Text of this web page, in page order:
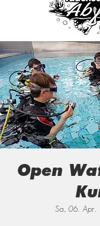
Open
Sa., 06. Apr.